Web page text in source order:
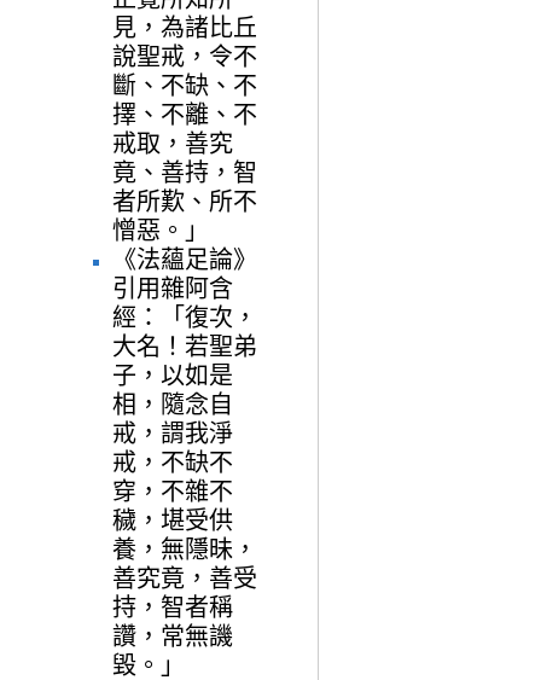
見，為諸比丘
說聖戒，令不
斷、不缺、不
擇、不離、不
戒取，善究
竟、善持，智
者所歎、所不
憎惡。」
《法蘊足論》
引用雜阿含
經：「復次，
大名！若聖弟
子，以如是
相，隨念自
戒，謂我淨
戒，不缺不
穿，不雜不
穢，堪受供
養，無隱昧，
善究竟，善受
持，智者稱
讚，常無譏
毀。」